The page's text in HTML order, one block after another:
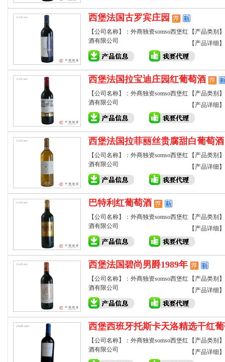
西堡法国古罗宾庄园
【公司名称】：外商独资somso西堡红
酒有限公司
【产品类别
【产品详细
西堡法国拉宝迪庄园红葡萄酒
【公司名称】：外商独资somso西堡红
酒有限公司
【产品类别
【产品详细
西堡法国拉菲丽丝贵腐甜白葡萄酒
【公司名称】：外商独资somso西堡红
酒有限公司
【产品类别
【产品详细
巴特利红葡萄酒
【公司名称】：外商独资somso西堡红
酒有限公司
【产品类别
【产品详细
西堡法国碧尚男爵1989年
【公司名称】：外商独资somso西堡红
酒有限公司
【产品类别
【产品详细
西堡西班牙托斯卡天洛精选干红
【公司名称】：外商独资somso西堡红
酒有限公司
【产品类别
【产品详细